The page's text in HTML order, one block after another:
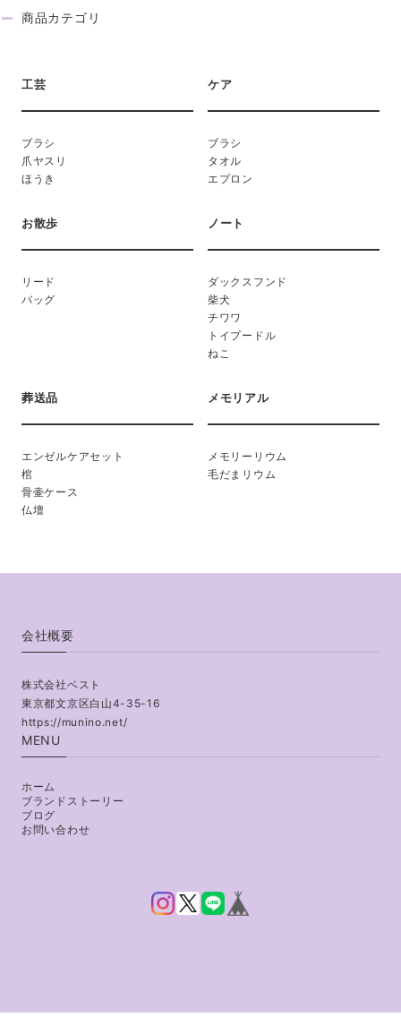
商品カテゴリ
工芸
ブラシ
爪ヤスリ
ほうき
ケア
ブラシ
タオル
エプロン
お散歩
リード
バッグ
ノート
ダックスフンド
柴犬
チワワ
トイプードル
ねこ
葬送品
エンゼルケアセット
棺
骨壷ケース
仏壇
メモリアル
メモリーリウム
毛だまリウム
会社概要
株式会社ベスト
東京都文京区白山4-35-16
https://munino.net/
MENU
ホーム
ブランドストーリー
ブログ
お問い合わせ